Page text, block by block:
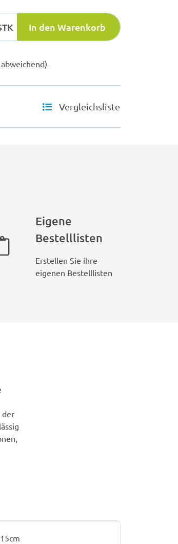
In den Warenkorb
Vergleichsliste
Eigene
Bestelllisten
Erstellen Sie ihre
eigenen Bestelllisten
der